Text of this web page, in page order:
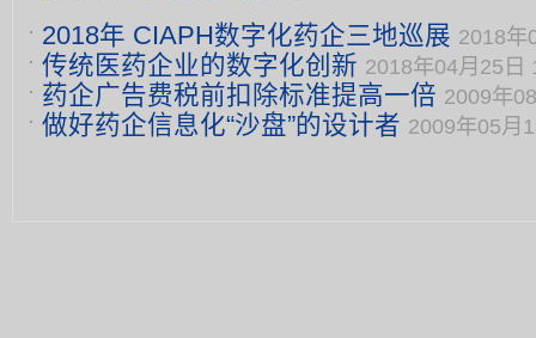
2018年 CIAPH数字化药企三地巡展 2018年
传统医药企业的数字化创新 2018年04月25日
药企广告费税前扣除标准提高一倍 2009年
做好药企信息化“沙盘”的设计者 2009年05月